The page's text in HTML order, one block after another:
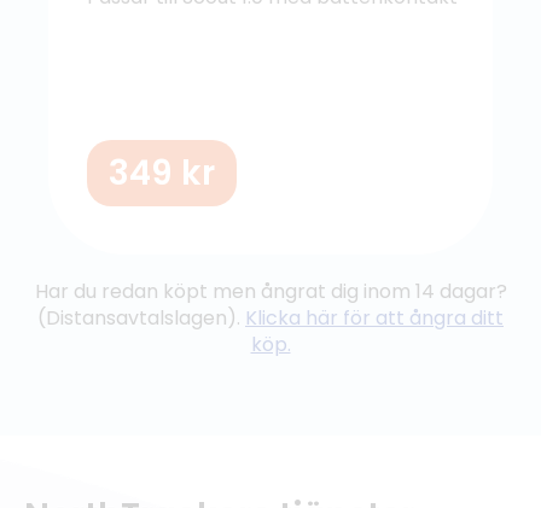
349 kr
Har du redan köpt men ångrat dig inom 14 dagar?
(Distansavtalslagen). Klicka här för att ångra ditt
köp.